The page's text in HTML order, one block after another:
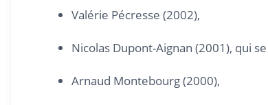
Valérie Pécresse (2002),
Nicolas Dupont-Aignan (2001), qui
Arnaud Montebourg (2000),